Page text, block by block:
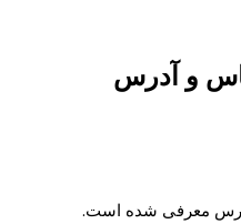
و آدرس
آدرس معرفی شده است.